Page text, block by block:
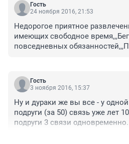
Гость
24 ноября 2016, 21:53
Недорогое приятное
имеющих свободное
повседневных
уборки квартиры,приведения
выхода из комфортного
от комплимента,,,Просто
пирожные,,, Шанс один из
счастье,, Школа границ
желания,,Любопытный опыт..
Гость
3 ноября 2016, 15:37
Ну и дураки же вы все - у
подруги (за 50) связь уже лет
подруги 3 связи